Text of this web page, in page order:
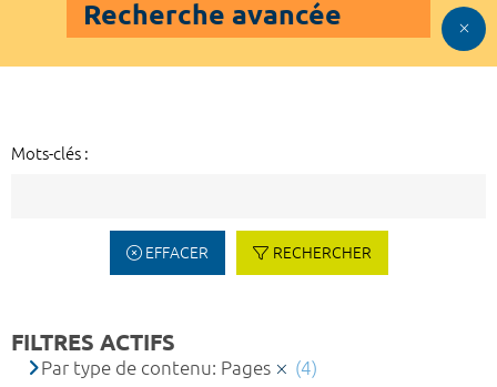
Recherche avancée
Mots-clés :
EFFACER RECHERCHER
FILTRES ACTIFS
Par type de contenu: Pages
(4)